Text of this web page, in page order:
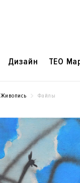
Дизайн TEO
Живопись Файлы